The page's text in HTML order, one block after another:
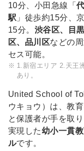
Tokyo
ス
ク
ー
ル
紹
介・
概
要
10分、小田急線「
駅 」徒歩約15分、
15分。 渋谷区、目
区、品川区などの
セス可能。
1.新宿エリア 2.天王
あり。
United School of
ウキョウ）は、教
と保護者が手を取
実現した幼小一貫
ルです。